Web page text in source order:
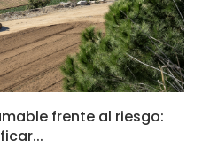
frente al riesgo: